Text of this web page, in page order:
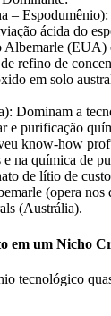
–
ácida do
Albemarle (EUA)
refino de
em solo
Dominam a
e purificação
know-how
e na química de
de lítio de
(opera nos
(Austrália).
em um Nicho
tecnológico